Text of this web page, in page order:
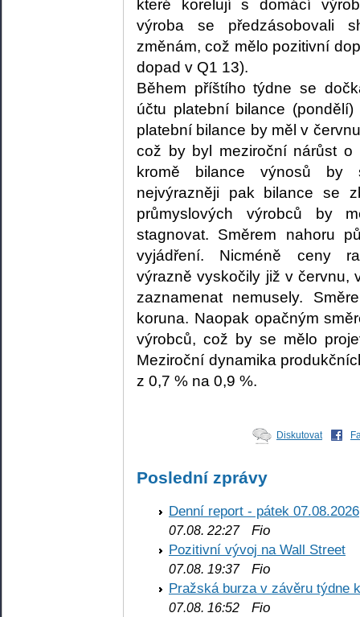
které korelují s domácí
výroba se předzásobovali
změnám, což mělo pozitivní
dopad v Q1 13).
Během příštího týdne se
účtu platební bilance
platební bilance by měl v
což by byl meziroční nárůst o
kromě bilance výnosů by
nejvýrazněji pak bilance se
průmyslových výrobců by
stagnovat. Směrem nahoru
vyjádření. Nicméně ceny
výrazně vyskočily již v červnu,
zaznamenat nemusely.
koruna. Naopak opačným
výrobců, což by se mělo
Meziroční dynamika
z 0,7 % na 0,9 %.
Diskutovat
Poslední zprávy
Denní report - pátek 07.08.2026
07.08. 22:27Fio
Pozitivní vývoj na Wall Street
07.08. 19:37Fio
Pražská burza v závěru týdne
07.08. 16:52 Fio